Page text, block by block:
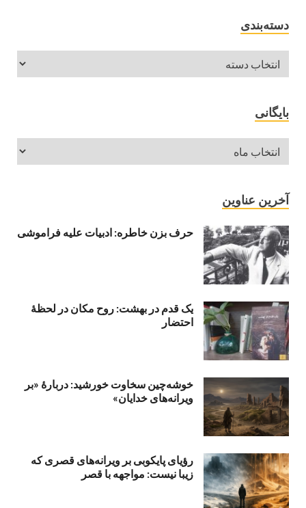
دسته‌بندی
بایگانی
آخرین عناوین
حرف بزن خاطره: ادبیات علیه فراموشی
یک قدم در بهشت: روح مکان در لحظهٔ
احتضار
خوشه‌چین سخاوت خورشید: دربارهٔ «بر
ویرانه‌های خدایان»
رؤیای پایکوبی بر ویرانه‌های قصری که
زیبا نیست: مواجهه با قصر